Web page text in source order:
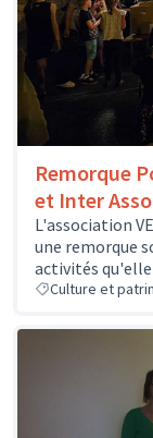
Remorque
et Inter
L'association
une remorque
activités
Culture et